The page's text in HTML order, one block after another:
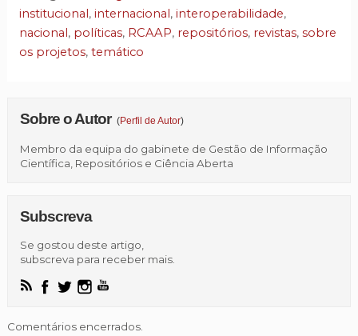
institucional , internacional , interoperabilidade,
nacional , políticas, RCAAP, repositórios, revistas, sobre
os projetos, temático
Sobre o Autor (Perfil de Autor)
Membro da equipa do gabinete de Gestão de Informação
Científica, Repositórios e Ciência Aberta
Subscreva
Se gostou deste artigo,
subscreva para receber mais.
Comentários encerrados.